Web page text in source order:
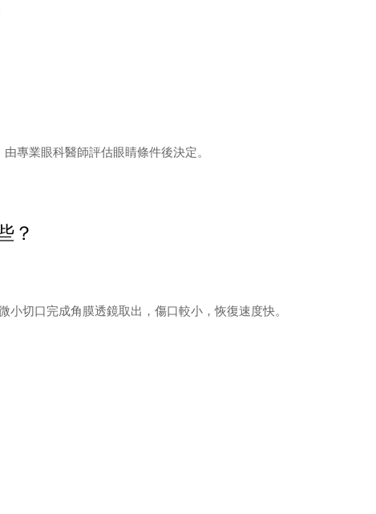
專業眼科醫師評估眼睛條件後決定。
？
小切口完成角膜透鏡取出，傷口較小，恢復速度快。